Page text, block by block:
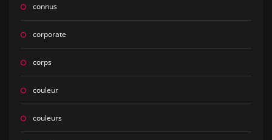
connus
corporate
corps
couleur
couleurs